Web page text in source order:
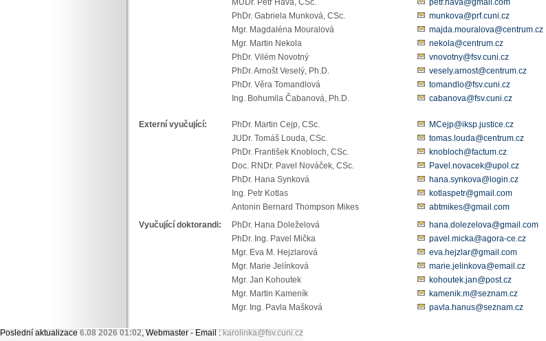
MUDr. Petr Háva, CSc.
petr.hava@gmail.com
PhDr. Gabriela Munková, CSc.
munkova@prf.cuni.cz
Mgr. Magdaléna Mouralová
majda.mouralova@centrum.cz
Mgr. Martin Nekola
nekola@centrum.cz
PhDr. Vilém Novotný
vnovotny@fsv.cuni.cz
PhDr. Arnošt Veselý, Ph.D.
vesely.arnost@centrum.cz
PhDr. Věra Tomandlová
tomandlo@fsv.cuni.cz
Ing. Bohumila Čabanová, Ph.D.
cabanova@fsv.cuni.cz
Externí vyučující: PhDr. Martin Cejp, CSc.
MCejp@iksp.justice.cz
JUDr. Tomáš Louda, CSc.
tomas.louda@centrum.cz
PhDr. František Knobloch, CSc.
knobloch@factum.cz
Doc. RNDr. Pavel Nováček, CSc.
Pavel.novacek@upol.cz
PhDr. Hana Synková
hana.synkova@login.cz
Ing. Petr Kotlas
kotlaspetr@gmail.com
Antonin Bernard Thompson Mikes
abtmikes@gmail.com
Vyučující doktorandi:
PhDr. Hana Doleželová
hana.dolezelova@gmail.com
PhDr. Ing. Pavel Mička
pavel.micka@agora-ce.cz
Mgr. Eva M. Hejzlarová
eva.hejzlar@gmail.com
Mgr. Marie Jelínková
marie.jelinkova@email.cz
Mgr. Jan Kohoutek
kohoutek.jan@post.cz
Mgr. Martin Kameník
kamenik.m@seznam.cz
Mgr. Ing. Pavla Mašková
pavla.hanus@seznam.cz
Poslední aktualizace6.08 2026 01:02, Webmaster - Email :karolinka@fsv.cuni.cz